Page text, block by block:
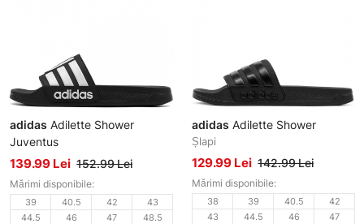
adidas Adilette Shower
Juventus
Șlapi bărbați
139.99 Lei 152.99 Lei
Mărimi disponibile:
39 40.5 42
43
44.5
46 47 48.5
adidas Adilette Shower
Șlapi
129.99 Lei 142.99 Lei
Mărimi disponibile:
38 39 40.5
42
43
44.5 46
47